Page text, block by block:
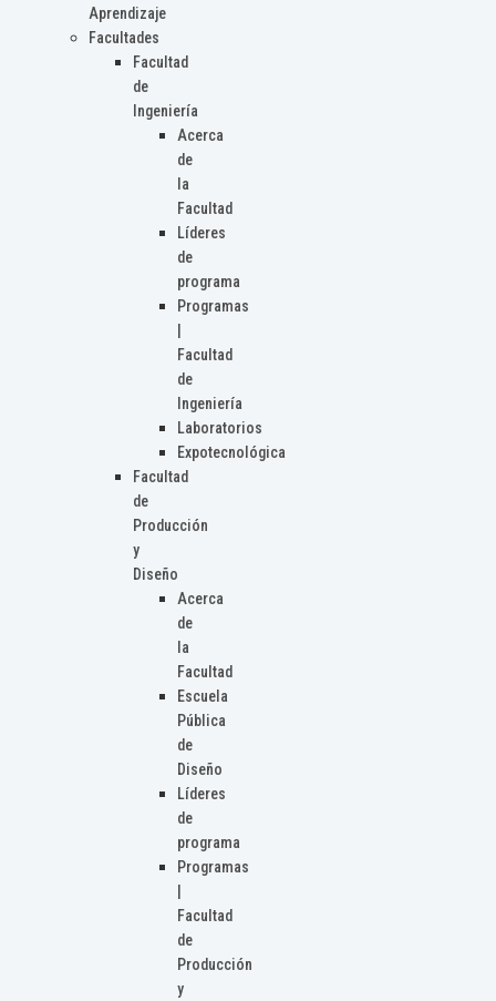
Aprendizaje
Facultades
Facultad
de
Ingeniería
Acerca
de
la
Facultad
Líderes
de
programa
Programas
Facultad
de
Ingeniería
Laboratorios
Expotecnológica
Facultad
de
Producción
y
Diseño
Acerca
de
la
Facultad
Escuela
Pública
de
Diseño
Líderes
de
programa
Programas
Facultad
de
Producción
y